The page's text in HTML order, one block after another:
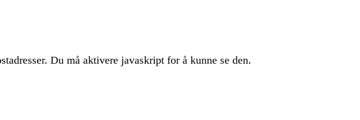
Du må aktivere javaskript for å kunne se den.